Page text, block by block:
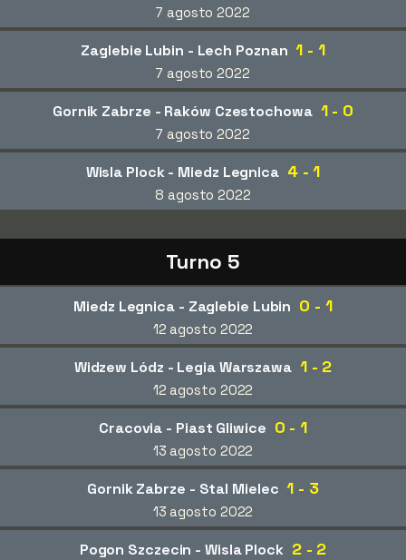
7 agosto 2022
Zaglebie Lubin - Lech Poznan 1 - 1
7 agosto 2022
Gornik Zabrze - Raków Czestochowa 1 - 0
7 agosto 2022
Wisla Plock - Miedz Legnica 4 - 1
8 agosto 2022
Turno 5
Miedz Legnica - Zaglebie Lubin 0 - 1
12 agosto 2022
Widzew Lódz - Legia Warszawa 1 - 2
12 agosto 2022
Cracovia - Piast Gliwice 0 - 1
13 agosto 2022
Gornik Zabrze - Stal Mielec 1 - 3
13 agosto 2022
Pogon Szczecin - Wisla Plock 2 - 2